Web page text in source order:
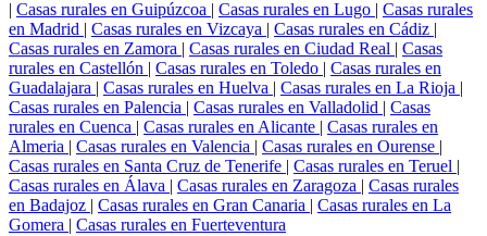
| Casas rurales en Guipúzcoa | Casas rurales en Lugo | Casas rurales
en Madrid | Casas rurales en Vizcaya | Casas rurales en Cádiz |
Casas rurales en Zamora | Casas rurales en Ciudad Real | Casas
rurales en Castellón | Casas rurales en Toledo | Casas rurales en
Guadalajara | Casas rurales en Huelva | Casas rurales en La Rioja |
Casas rurales en Palencia | Casas rurales en Valladolid | Casas
rurales en Cuenca | Casas rurales en Alicante | Casas rurales en
Almeria | Casas rurales en Valencia | Casas rurales en Ourense |
Casas rurales en Santa Cruz de Tenerife | Casas rurales en Teruel |
Casas rurales en Álava | Casas rurales en Zaragoza | Casas rurales
en Badajoz | Casas rurales en Gran Canaria | Casas rurales en La
Gomera | Casas rurales en Fuerteventura